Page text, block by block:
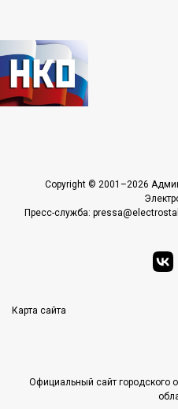
Copyright © 2001–2026
Пресс-служба:
Карта сайта
Официальный сайт городского